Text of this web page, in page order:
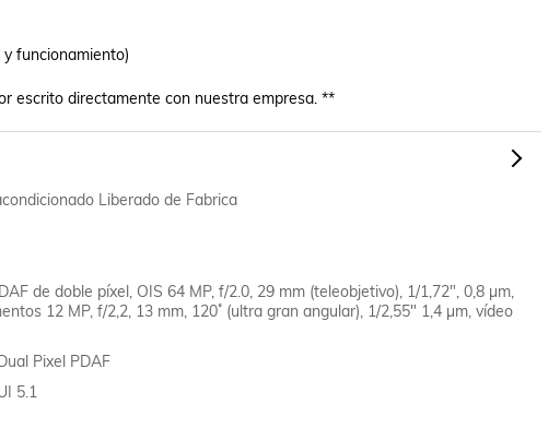
funcionamiento)
escrito directamente con nuestra empresa. **
Liberado de Fabrica
de doble píxel, OIS 64 MP, f/2.0, 29 mm (teleobjetivo), 1/1,72", 0,8 µm,
12 MP, f/2,2, 13 mm, 120˚ (ultra gran angular), 1/2,55" 1,4 µm, vídeo
Pixel PDAF
5.1